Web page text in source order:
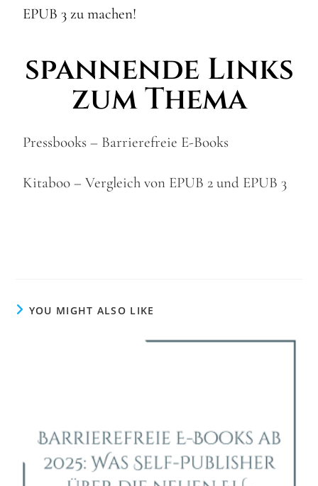
EPUB 3 zu machen!
spannende Links
zum Thema
Pressbooks – Barrierefreie E-Books
Kitaboo – Vergleich von EPUB 2 und EPUB 3
YOU MIGHT ALSO LIKE